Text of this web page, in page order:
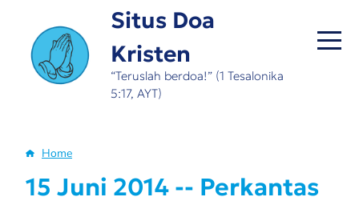
main
content
Situs Doa
Kristen
“Teruslah berdoa!” (1 Tesalonika
5:17, AYT)
Breadcrumb
Home
15 Juni 2014 -- Perkantas